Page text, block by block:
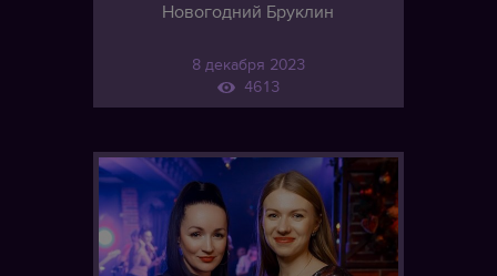
Новогодний Бруклин
8 декабря 2023
4613